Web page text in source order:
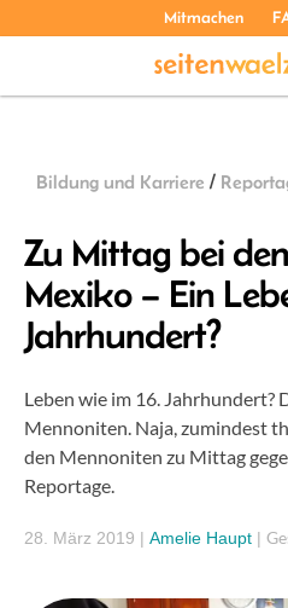
Mitmachen
ÜBER
Bildung und Karriere /
Zu Mittag bei
Mexiko – Ein
Jahrhundert?
Leben wie im 16. Jahrhundert?
Mennoniten. Naja, zumindest
den Mennoniten zu Mittag
Reportage.
28. März 2019 | Amelie Haupt |